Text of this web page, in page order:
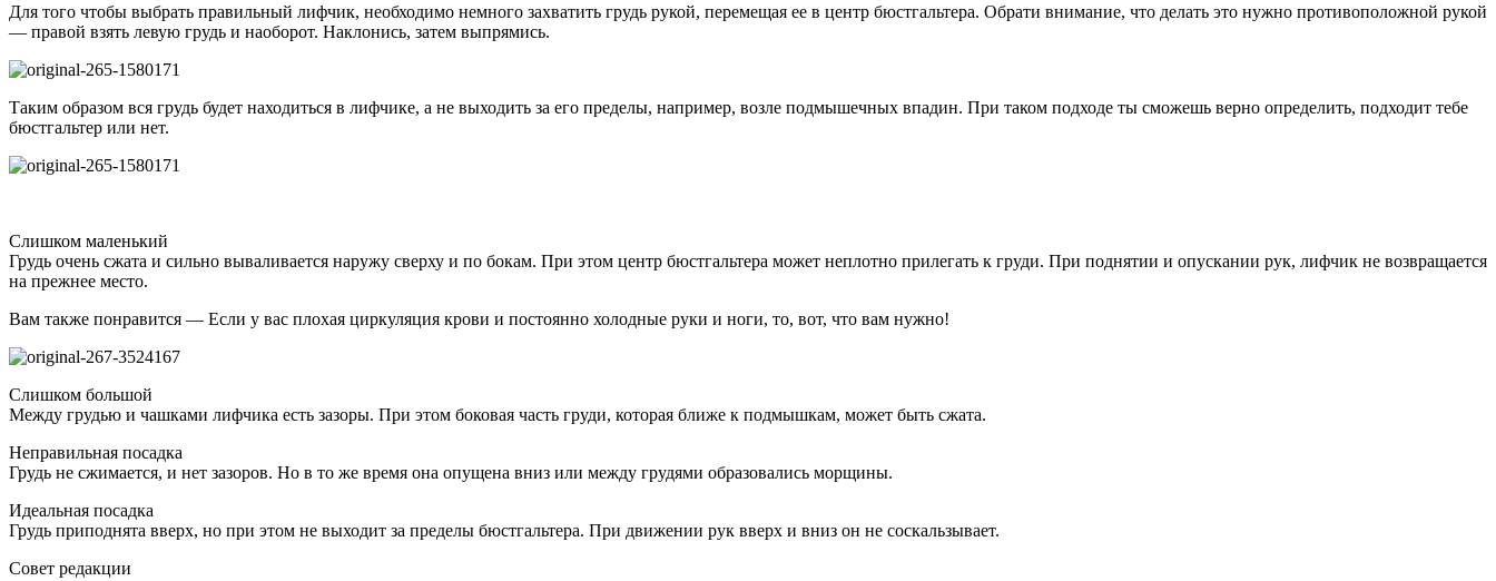
Для того чтобы выбрать правильный лифчик, необходимо немного захватить грудь рукой, перемещая ее в центр бюстгальтера. Обрати внимание, что делать это нужно противоположной рукой
— правой взять левую грудь и наоборот. Наклонись, затем выпрямись.
Таким образом вся грудь будет находиться в лифчике, а не выходить за его пределы, например, возле подмышечных впадин. При таком подходе ты сможешь верно определить, подходит тебе
бюстгальтер или нет.
Слишком маленький
Грудь очень сжата и сильно вываливается наружу сверху и по бокам. При этом центр бюстгальтера может неплотно прилегать к груди. При поднятии и опускании рук, лифчик не возвращается
на прежнее место.
Вам также понравится — Если у вас плохая циркуляция крови и постоянно холодные руки и ноги, то, вот, что вам нужно!
Слишком большой
Между грудью и чашками лифчика есть зазоры. При этом боковая часть груди, которая ближе к подмышкам, может быть сжата.
Неправильная посадка
Грудь не сжимается, и нет зазоров. Но в то же время она опущена вниз или между грудями образовались морщины.
Идеальная посадка
Грудь приподнята вверх, но при этом не выходит за пределы бюстгальтера. При движении рук вверх и вниз он не соскальзывает.
Совет редакции